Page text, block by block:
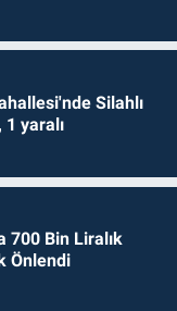
Silahlı
1 yaralı
700 Bin Liralık
Önlendi